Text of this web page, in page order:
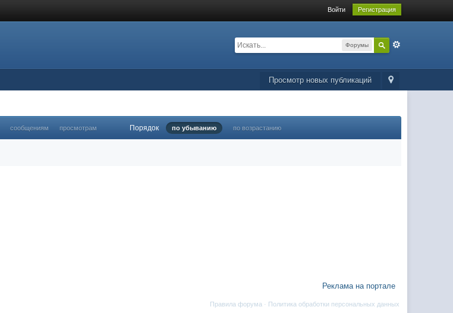
Войти Регистрация
Форумы
Просмотр новых публикаций
сообщениям просмотрам Порядок по убыванию по возрастанию
Реклама на портале
Политика обработки персональных данных
Правила форума ·